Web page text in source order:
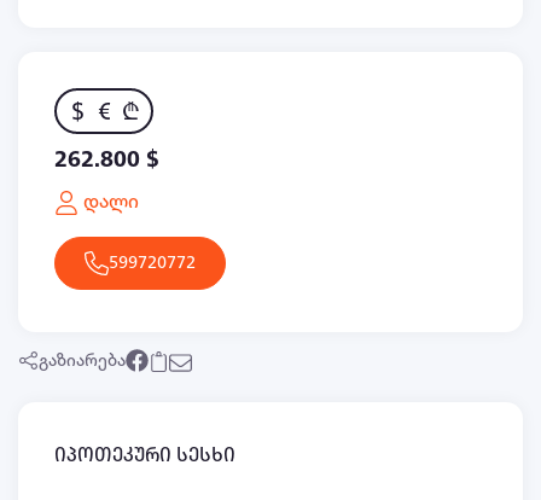
$ € ₾
262.800 $
დალი
599720772
გაზიარება
იპოთეკური სესხი